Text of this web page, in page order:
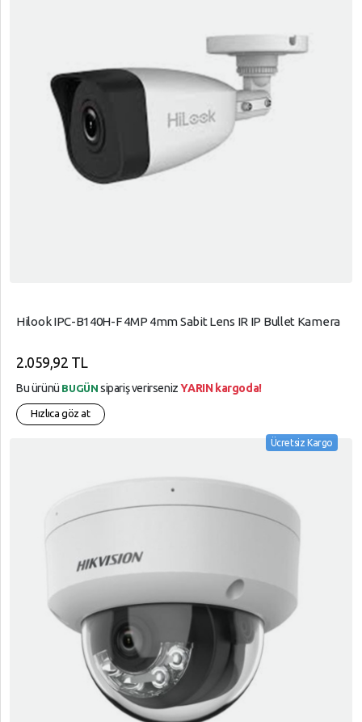
Hilook IPC-B140H-F 4MP 4mm Sabit Lens IR IP Bullet Kamera
2.059,92 TL
Bu ürünü BUGÜN sipariş verirsenizYARIN kargoda!
Hızlıca göz at
Ücretsiz Kargo